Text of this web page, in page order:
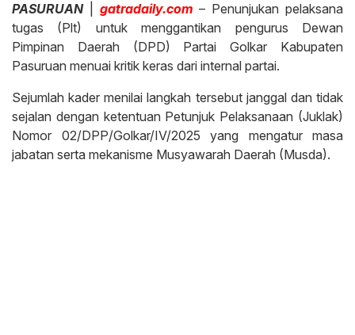
PASURUAN| gatradaily.com – Penunjukan pelaksana
tugas (Plt) untuk menggantikan pengurus Dewan
Pimpinan Daerah (DPD) Partai Golkar Kabupaten
Pasuruan menuai kritik keras dari internal partai.
Sejumlah kader menilai langkah tersebut janggal dan tidak
sejalan dengan ketentuan Petunjuk Pelaksanaan (Juklak)
Nomor 02/DPP/Golkar/IV/2025 yang mengatur masa
jabatan serta mekanisme Musyawarah Daerah (Musda).